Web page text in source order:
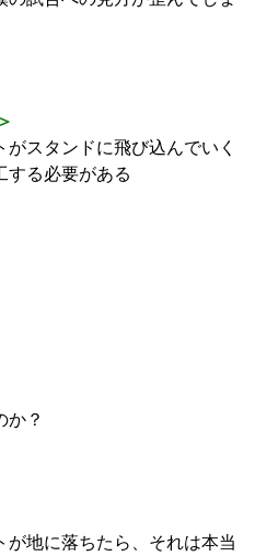
スタンドに飛び込んでいく
する必要がある
か？
地に落ちたら、それは本当